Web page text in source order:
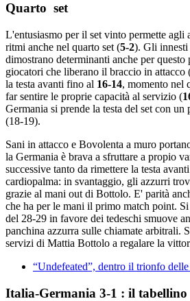
Quarto set
L'entusiasmo per il set vinto permette agli
ritmi anche nel quarto set (5-2). Gli innesti
dimostrano determinanti anche per questo
giocatori che liberano il braccio in attacco
la testa avanti fino al 16-14, momento nel
far sentire le proprie capacità al servizio (
Germania si prende la testa del set con
(18-19).
Sani in attacco e Bovolenta a muro
la Germania è brava a sfruttare a propio
successive tanto da rimettere la testa
cardiopalma: in svantaggio, gli azzurri
grazie al mani out di Bottolo. E' parità
che ha per le mani il primo match point.
del 28-29 in favore dei tedeschi smuove
panchina azzurra sulle chiamate arbitrali.
servizi di Mattia Bottolo a regalare la
“Undefeated”, dentro il trionfo
Italia-Germania 3-1 : il tabellino